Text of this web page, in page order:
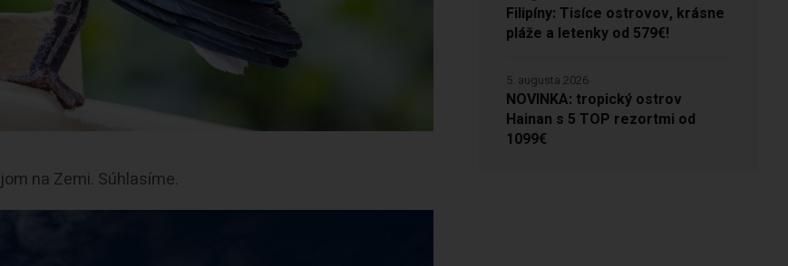
na Zemi. Súhlasíme.
Filipíny: Tisíce ostrovov, krásne
pláže a letenky od 579€!
NOVINKA: tropický ostrov
Hainan s 5 TOP rezortmi od
1099€
5. augusta 2026